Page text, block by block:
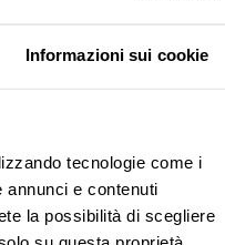
Informazioni sui cookie
tecnologie come i
e contenuti
la possibilità di scegliere